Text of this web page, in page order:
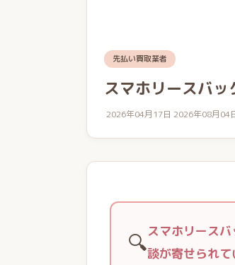
先払い買取業者
スマホリースバ
2026年04月17日 2026年08月04
🔍スマホリース
談が寄せられて